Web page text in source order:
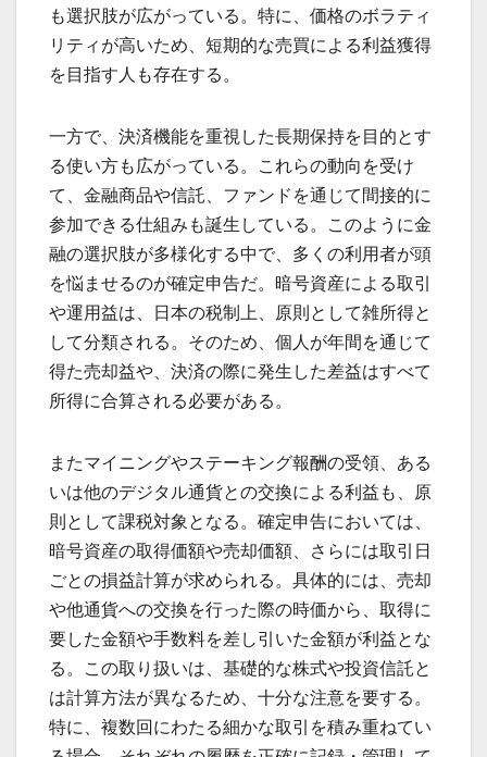
も選択肢が広がっている。特に、価格のボラティ
リティが高いため、短期的な売買による利益獲得
を目指す人も存在する。
一方で、決済機能を重視した長期保持を目的とす
る使い方も広がっている。これらの動向を受け
て、金融商品や信託、ファンドを通じて間接的に
参加できる仕組みも誕生している。このように金
融の選択肢が多様化する中で、多くの利用者が頭
を悩ませるのが確定申告だ。暗号資産による取引
や運用益は、日本の税制上、原則として雑所得と
して分類される。そのため、個人が年間を通じて
得た売却益や、決済の際に発生した差益はすべて
所得に合算される必要がある。
またマイニングやステーキング報酬の受領、ある
いは他のデジタル通貨との交換による利益も、原
則として課税対象となる。確定申告においては、
暗号資産の取得価額や売却価額、さらには取引日
ごとの損益計算が求められる。具体的には、売却
や他通貨への交換を行った際の時価から、取得に
要した金額や手数料を差し引いた金額が利益とな
る。この取り扱いは、基礎的な株式や投資信託と
は計算方法が異なるため、十分な注意を要する。
特に、複数回にわたる細かな取引を積み重ねてい